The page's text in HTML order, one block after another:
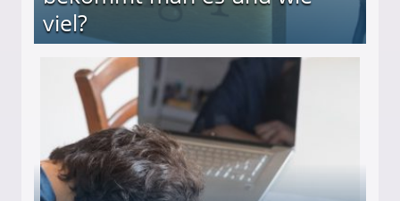
viel?
und wie viel?